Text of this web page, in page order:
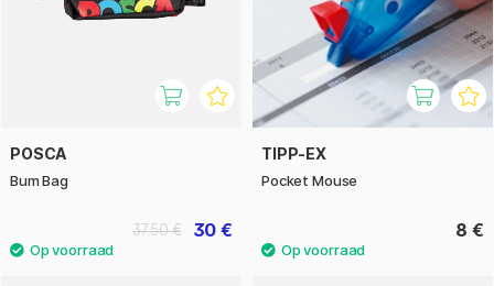
POSCA
Bum Bag
30 €
37.50 €
TIPP-EX
Pocket Mouse
8 €